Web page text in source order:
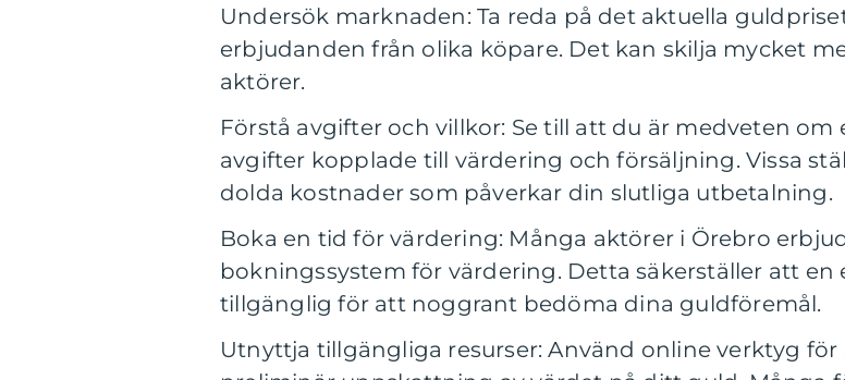
Undersök marknaden: Ta reda på det aktuella
erbjudanden från olika köpare. Det kan skilja mycket
aktörer.
Förstå avgifter och villkor: Se till att du är medveten om
avgifter kopplade till värdering och försäljning. Vissa
dolda kostnader som påverkar din slutliga utbetalning.
Boka en tid för värdering: Många aktörer i Örebro
bokningssystem för värdering. Detta säkerställer att en
tillgänglig för att noggrant bedöma dina guldföremål.
Utnyttja tillgängliga resurser: Använd online verktyg för